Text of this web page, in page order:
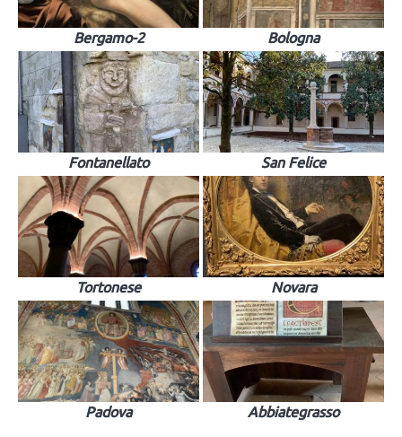
Bergamo-2 Bologna
Fontanellato San Felice
Tortonese Novara
Padova Abbiategrasso